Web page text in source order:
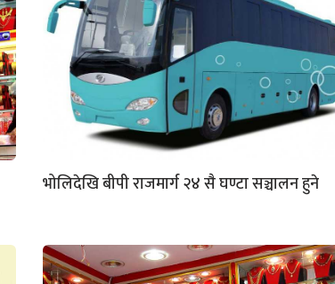
भोलिदेखि बीपी राजमार्ग २४ सै घण्टा सञ्चालन हुने